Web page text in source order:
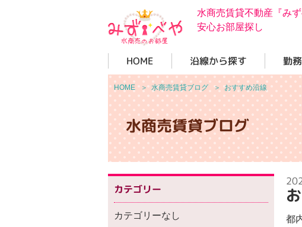
水商売賃貸不動産『み
安心お部屋探し
HOME 沿線から探す 勤
HOME ＞ 水商売賃貸ブログ ＞おすすめ沿線
水商売賃貸ブログ
都
カテゴリー
カテゴリーなし